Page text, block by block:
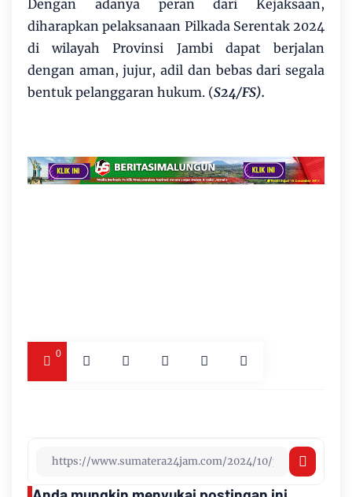
Dengan adanya peran dari Kejaksaan,
diharapkan pelaksanaan Pilkada Serentak 2024
di wilayah Provinsi Jambi dapat berjalan
dengan aman, jujur, adil dan bebas dari segala
bentuk pelanggaran hukum. (S24/FS).
0